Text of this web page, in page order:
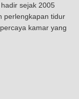
sejak 2005
perlengkapan tidur
kamar yang